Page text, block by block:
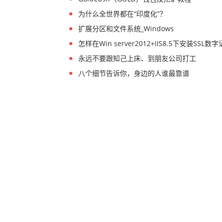
为什么全世界都在“印度化”？
扩展分区和文件系统_Windows
怎样在Win server2012+IIS8.5下安装SSL数字
永远不要跟知己上床、到朋友公司打工
八个细节告诉你，身边的人谁最靠谱